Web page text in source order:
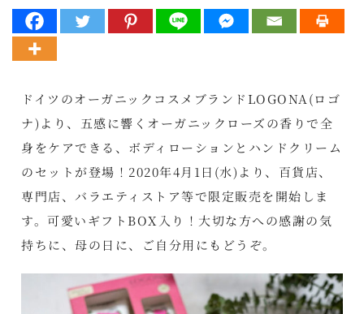
ドイツのオーガニックコスメブランドLOGONA(ロゴ
ナ)より、五感に響くオーガニックローズの香りで全
身をケアできる、ボディローションとハンドクリーム
のセットが登場！2020年4月1日(水)より、百貨店、
専門店、バラエティストア等で限定販売を開始しま
す。可愛いギフトBOX入り！大切な方への感謝の気
持ちに、母の日に、ご自分用にもどうぞ。